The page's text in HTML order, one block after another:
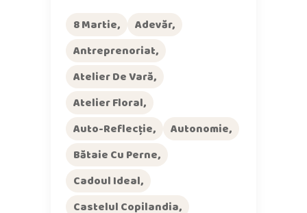
8 Martie
Adevăr
Antreprenoriat
Atelier De Vară
Atelier Floral
Auto-Reflecție
Autonomie
Bătaie Cu Perne
Cadoul Ideal
Castelul Copilandia